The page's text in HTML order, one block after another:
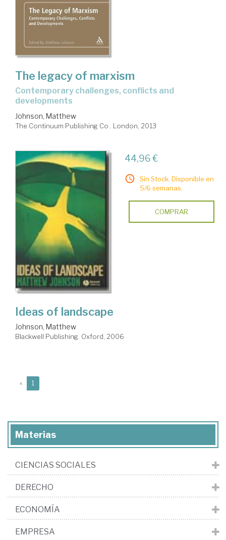
The legacy of marxism
contemporary challenges, conflicts and
developments
Johnson, Matthew
The Continuum Publishing Co.. London, 2013
44,96 €
Sin Stock. Disponible en
5/6 semanas.
COMPRAR
Ideas of landscape
Johnson, Matthew
Blackwell Publishing. Oxford, 2006
« 1
Materias
CIENCIAS SOCIALES
DERECHO
ECONOMÍA
EMPRESA